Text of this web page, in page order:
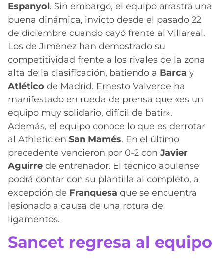
Espanyol. Sin embargo, el equipo arrastra una
buena dinámica, invicto desde el pasado 22
de diciembre cuando cayó frente al Villareal.
Los de Jiménez han demostrado su
competitividad frente a los rivales de la zona
alta de la clasificación, batiendo a Barca y
Atlético de Madrid. Ernesto Valverde ha
manifestado en rueda de prensa que «es un
equipo muy solidario, difícil de batir».
Además, el equipo conoce lo que es derrotar
al Athletic en San Mamés. En el último
precedente vencieron por 0-2 con Javier
Aguirre de entrenador. El técnico abulense
podrá contar con su plantilla al completo, a
excepción de Franquesa que se encuentra
lesionado a causa de una rotura de
ligamentos.
Sancet regresa al equipo